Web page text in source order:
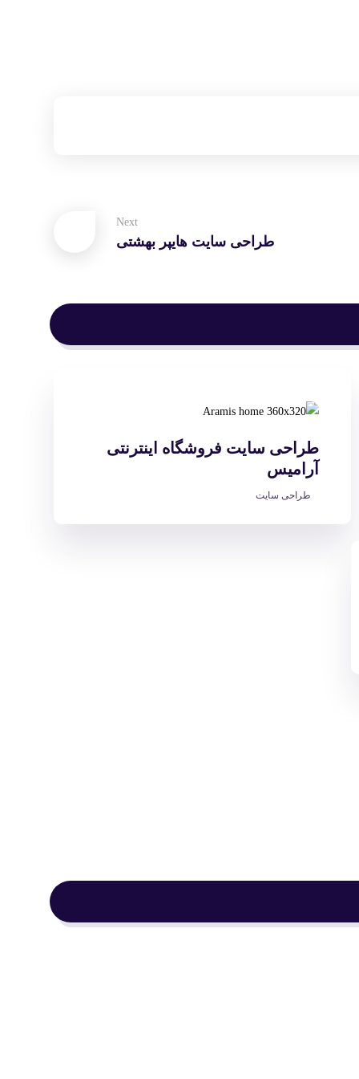
Next
طراحی سایت هایپر بهشتی
طراحی سایت فروشگاه اینترنتی
آرامیس
طراحی سایت